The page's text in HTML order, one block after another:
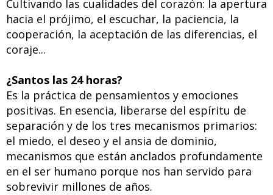
Cultivando las cualidades del corazón: la apertura
hacia el prójimo, el escuchar, la paciencia, la
cooperación, la aceptación de las diferencias, el
coraje...
¿Santos las 24 horas?
Es la práctica de pensamientos y emociones
positivas. En esencia, liberarse del espíritu de
separación y de los tres mecanismos primarios:
el miedo, el deseo y el ansia de dominio,
mecanismos que están anclados profundamente
en el ser humano porque nos han servido para
sobrevivir millones de años.